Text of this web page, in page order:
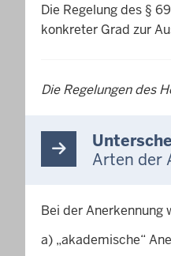
Die Regelung des §
konkreter Grad zur
Die Regelungen des
Arten der
Bei der Anerkennung
a) „akademische“